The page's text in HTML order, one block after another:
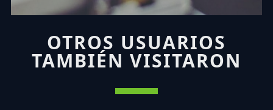
OTROS USUARIOS
TAMBIÉN VISITARON